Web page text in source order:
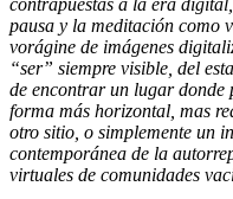
contrapuestas a la era
pausa y la meditación como
vorágine de imágenes
“ser” siempre visible, del
de encontrar un lugar donde
forma más horizontal, mas
otro sitio, o simplemente un
contemporánea de la
virtuales de comunidades